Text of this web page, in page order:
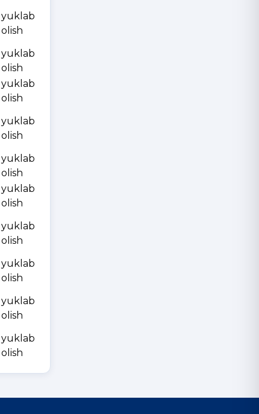
yuklab
olish
yuklab
olish
yuklab
olish
yuklab
olish
yuklab
olish
yuklab
olish
yuklab
olish
yuklab
olish
yuklab
olish
yuklab
olish